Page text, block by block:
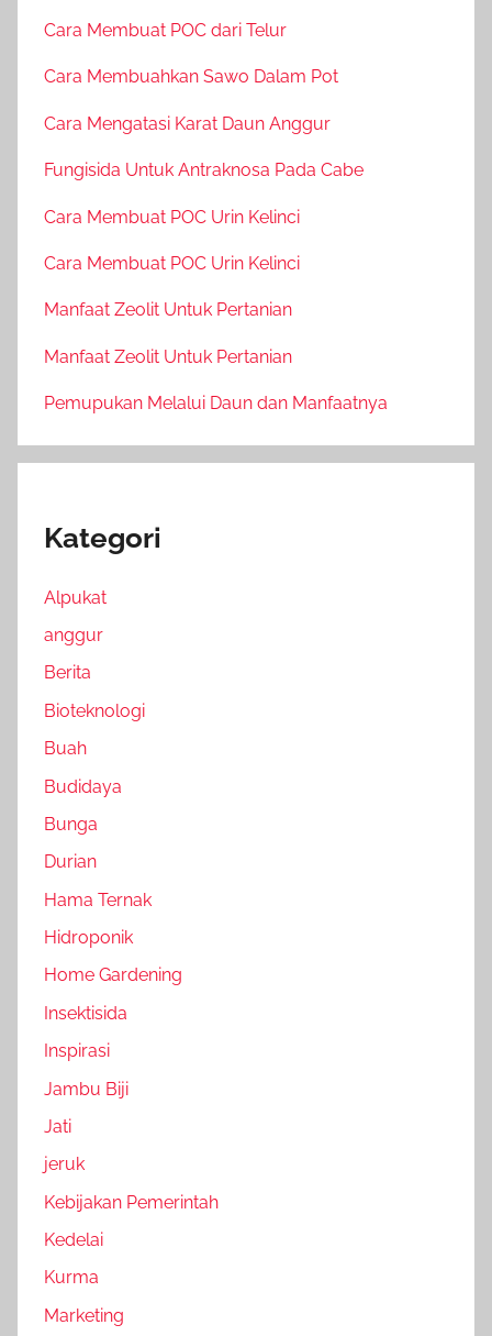
Cara Membuat POC dari Telur
Cara Membuahkan Sawo Dalam Pot
Cara Mengatasi Karat Daun Anggur
Fungisida Untuk Antraknosa Pada Cabe
Cara Membuat POC Urin Kelinci
Cara Membuat POC Urin Kelinci
Manfaat Zeolit Untuk Pertanian
Manfaat Zeolit Untuk Pertanian
Pemupukan Melalui Daun dan Manfaatnya
Kategori
Alpukat
anggur
Berita
Bioteknologi
Buah
Budidaya
Bunga
Durian
Hama Ternak
Hidroponik
Home Gardening
Insektisida
Inspirasi
Jambu Biji
Jati
jeruk
Kebijakan Pemerintah
Kedelai
Kurma
Marketing